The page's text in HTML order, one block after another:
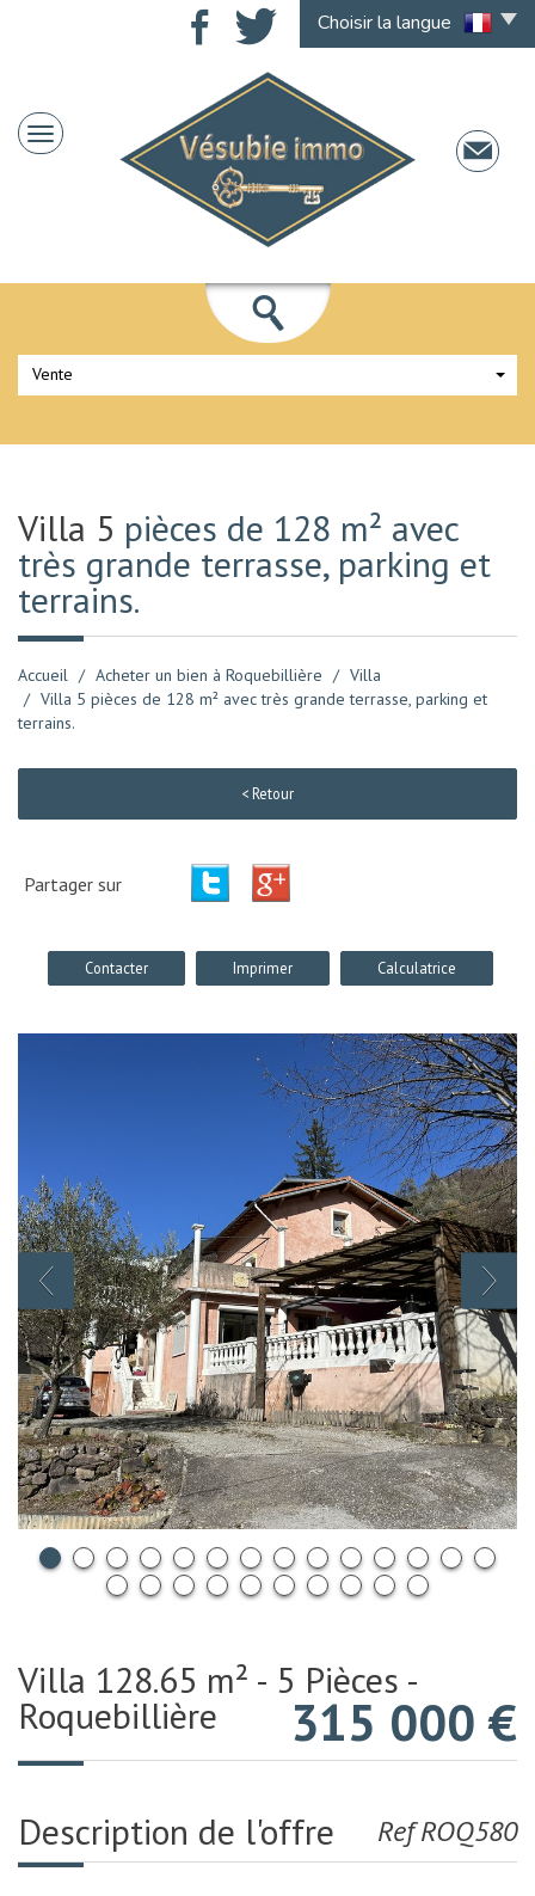
Choisir la langue
Vente
Villa 5 pièces de 128 m² avec
très grande terrasse, parking et
terrains.
Accueil Acheter un bien à Roquebillière
Villa
Villa 5 pièces de 128 m² avec très grande terrasse, parking et
terrains.
< Retour
Partager sur
Contacter Imprimer Calculatrice
Villa 128.65 m² - 5 Pièces -
Roquebillière 315 000 €
Description de l'offre Ref ROQ580